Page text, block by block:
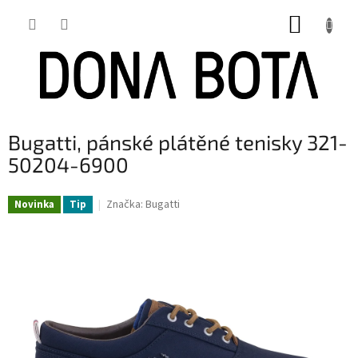
Bugatti, pánské plátěné tenisky 321-
50204-6900
Novinka Tip Značka: Bugatti